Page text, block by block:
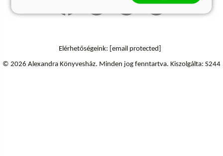
Elérhetőségeink: [email protected]
© 2026 Alexandra Könyvesház. Minden jog fenntartva. Kiszolgálta: S244